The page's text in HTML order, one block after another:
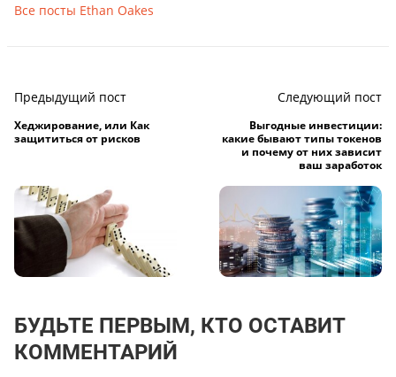
Все посты Ethan Oakes
Предыдущий пост
Хеджирование, или Как
защититься от рисков
Следующий пост
Выгодные инвестиции:
какие бывают типы токенов
и почему от них зависит
ваш заработок
БУДЬТЕ ПЕРВЫМ, КТО ОСТАВИТ
КОММЕНТАРИЙ